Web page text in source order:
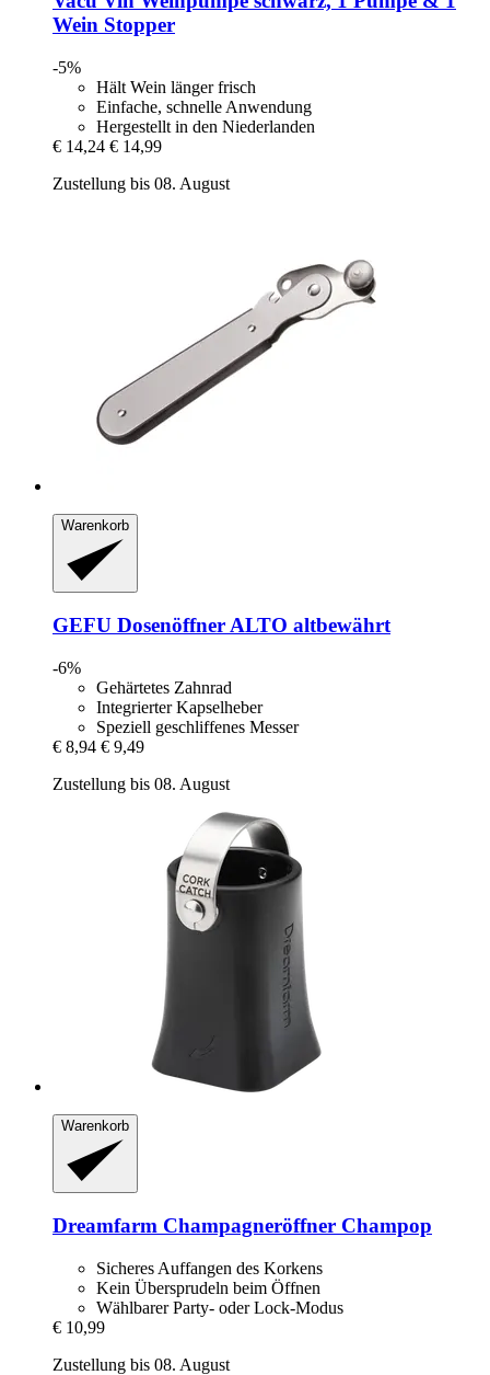
Wein Stopper
-5%
Hält Wein länger frisch
Einfache, schnelle Anwendung
Hergestellt in den Niederlanden
€ 14,24 € 14,99
Zustellung bis 08. August
Warenkorb
GEFU Dosenöffner ALTO altbewährt
-6%
Gehärtetes Zahnrad
Integrierter Kapselheber
Speziell geschliffenes Messer
€ 8,94 € 9,49
Zustellung bis 08. August
Warenkorb
Dreamfarm Champagneröffner Champop
Sicheres Auffangen des Korkens
Kein Übersprudeln beim Öffnen
Wählbarer Party- oder Lock-Modus
€ 10,99
Zustellung bis 08. August